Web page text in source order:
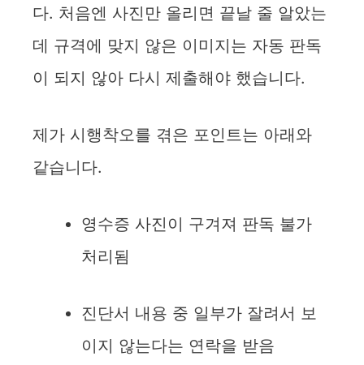
다. 처음엔 사진만 올리면 끝날 줄 알았는
데 규격에 맞지 않은 이미지는 자동 판독
이 되지 않아 다시 제출해야 했습니다.
제가 시행착오를 겪은 포인트는 아래와
같습니다.
영수증 사진이 구겨져 판독 불가
처리됨
진단서 내용 중 일부가 잘려서 보
이지 않는다는 연락을 받음